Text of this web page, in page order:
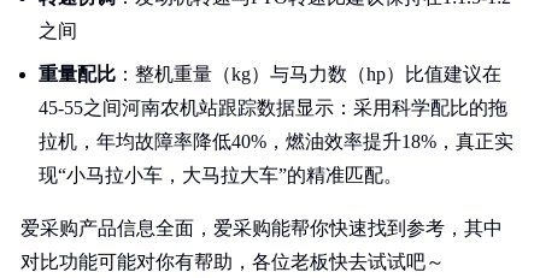
之间
重量配比 ：整机重量（kg）与马力数（hp）比值建议在
45-55之间河南农机站跟踪数据显示：采用科学配比的拖
拉机，年均故障率降低40%，燃油效率提升18%，真正实
现“小马拉小车，大马拉大车”的精准匹配。
爱采购产品信息全面，爱采购能帮你快速找到参考，其中
对比功能可能对你有帮助，各位老板快去试试吧～